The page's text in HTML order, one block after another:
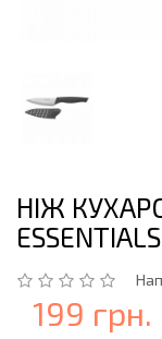
НІЖ
199 грн.